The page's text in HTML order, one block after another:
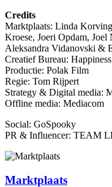
Credits
Marktplaats: Linda
Kroese, Joeri Opdam,
Aleksandra Vidanovski &
Creatief Bureau:
Productie: Polak Film
Regie: Tom Rijpert
Strategy & Digital media:
Offline media: Mediacom
Social: GoSpooky
PR & Influencer: TEAM
Marktplaats